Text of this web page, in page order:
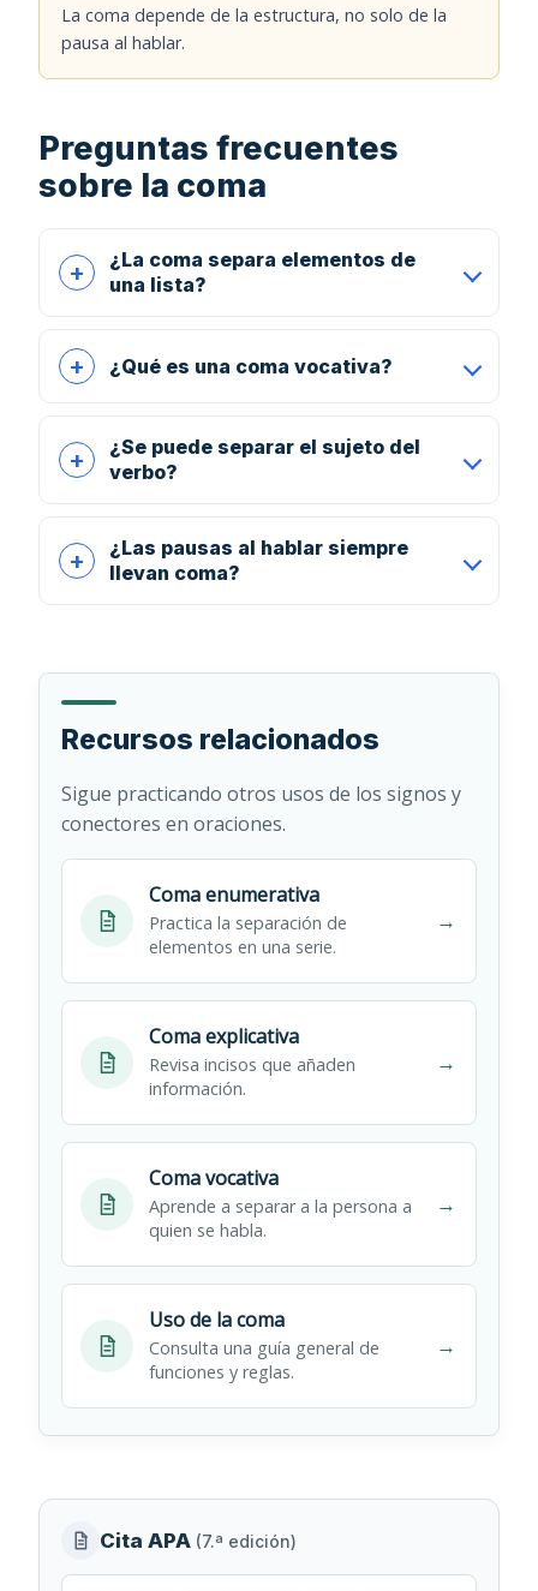
La coma depende de la estructura, no solo de la
pausa al hablar.
Preguntas frecuentes
sobre la coma
¿La coma separa elementos de
una lista?
¿Qué es una coma vocativa?
¿Se puede separar el sujeto del
verbo?
¿Las pausas al hablar siempre
llevan coma?
Recursos relacionados
Sigue practicando otros usos de los signos y
conectores en oraciones.
Coma enumerativa
Practica la separación de
elementos en una serie.
→
Coma explicativa
Revisa incisos que añaden
información.
→
Coma vocativa
Aprende a separar a la persona a
quien se habla.
→
Uso de la coma
Consulta una guía general de
funciones y reglas.
→
Información
editorial
Cita APA (7.ª edición)